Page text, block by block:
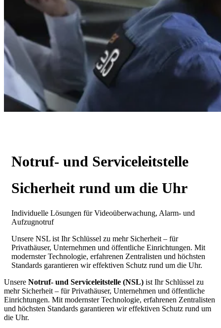
Notruf- und Serviceleitstelle
Sicherheit rund um die Uhr
Individuelle Lösungen für Videoüberwachung, Alarm- und
Aufzugnotruf
Unsere NSL ist Ihr Schlüssel zu mehr Sicherheit – für
Privathäuser, Unternehmen und öffentliche Einrichtungen. Mit
modernster Technologie, erfahrenen Zentralisten und höchsten
Standards garantieren wir effektiven Schutz rund um die Uhr.
Unsere Notruf- und Serviceleitstelle (NSL) ist Ihr Schlüssel zu
mehr Sicherheit – für Privathäuser, Unternehmen und öffentliche
Einrichtungen. Mit modernster Technologie, erfahrenen Zentralisten
und höchsten Standards garantieren wir effektiven Schutz rund um
die Uhr.